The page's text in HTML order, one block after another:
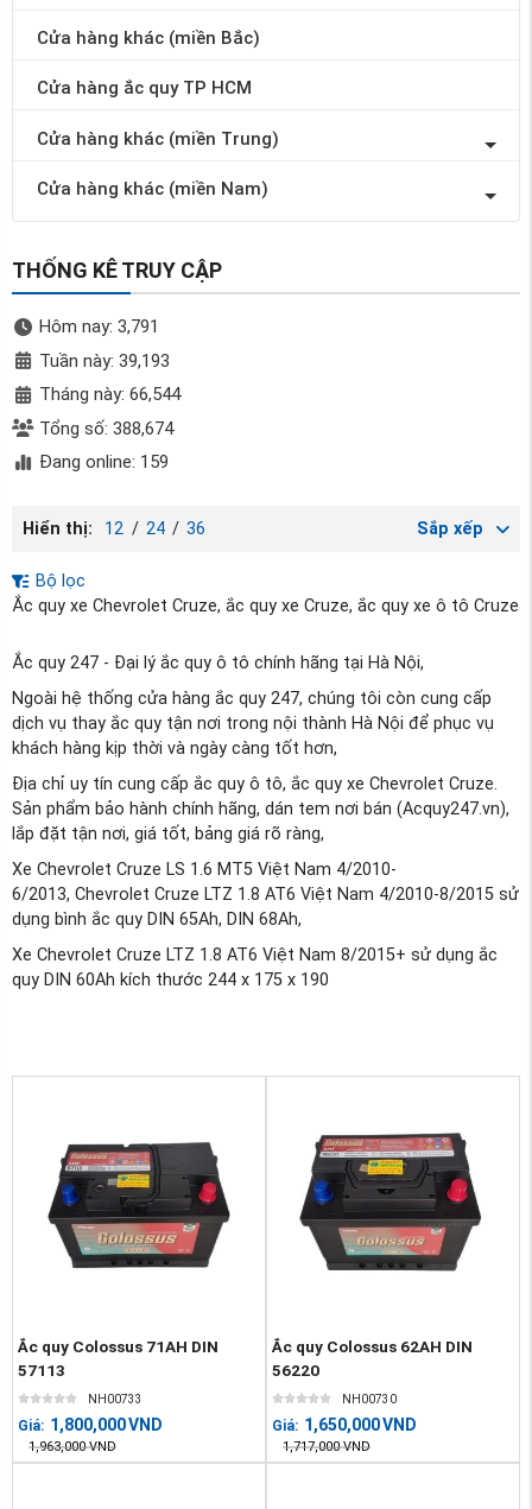
Cửa hàng khác (miền Bắc)
Cửa hàng ắc quy TP HCM
Cửa hàng khác (miền Trung)
Cửa hàng khác (miền Nam)
THỐNG KÊ TRUY CẬP
Hôm nay: 3,791
Tuần này: 39,193
Tháng này: 66,544
Tổng số: 388,674
Đang online: 159
Hiển thị: 12 / 24 / 36 Sắp xếp
Bộ lọc
Ắc quy xe Chevrolet Cruze, ắc quy xe Cruze, ắc quy xe ô tô Cruze
Ắc quy 247 - Đại lý ắc quy ô tô chính hãng tại Hà Nội,
Ngoài hệ thống cửa hàng ắc quy 247, chúng tôi còn cung cấp
dịch vụ thay ắc quy tận nơi trong nội thành Hà Nội để phục vụ
khách hàng kịp thời và ngày càng tốt hơn,
Địa chỉ uy tín cung cấp ắc quy ô tô, ắc quy xe Chevrolet Cruze.
Sản phẩm bảo hành chính hãng, dán tem nơi bán (Acquy247.vn),
lắp đặt tận nơi, giá tốt, bảng giá rõ ràng,
Xe Chevrolet Cruze LS 1.6 MT5 Việt Nam 4/2010-
6/2013, Chevrolet Cruze LTZ 1.8 AT6 Việt Nam 4/2010-8/2015 sử
dụng bình ắc quy DIN 65Ah, DIN 68Ah,
Xe Chevrolet Cruze LTZ 1.8 AT6 Việt Nam 8/2015+ sử dụng ắc
quy DIN 60Ah kích thước 244 x 175 x 190
Ắc quy Colossus 71AH DIN
57113
NH00733
Giá: 1,800,000VND
1,963,000 VND
Ắc quy Colossus 62AH DIN
56220
NH00730
Giá: 1,650,000VND
1,717,000 VND